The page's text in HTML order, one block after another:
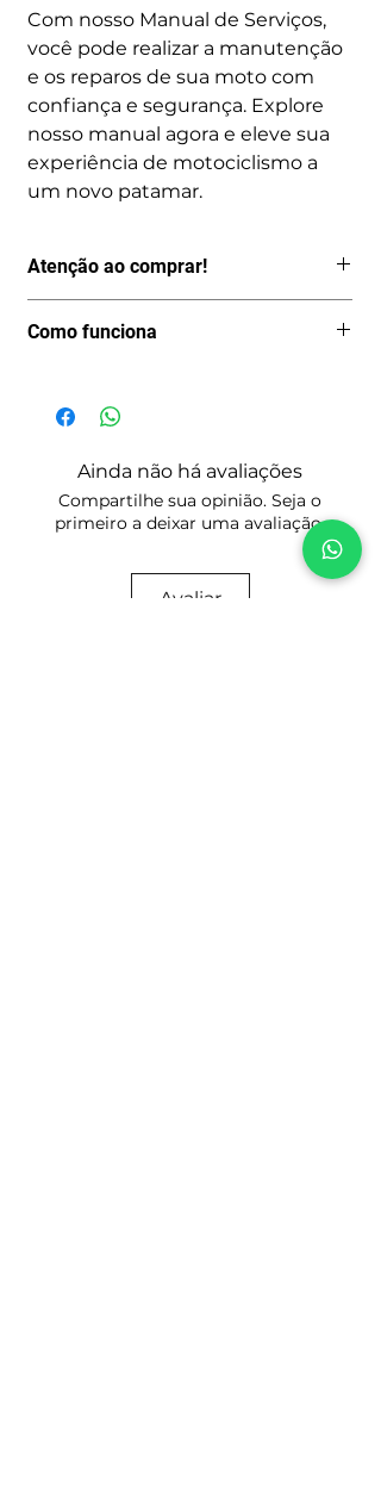
Com nosso Manual de Serviços,
você pode realizar a manutenção
e os reparos de sua moto com
confiança e segurança. Explore
nosso manual agora e eleve sua
experiência de motociclismo a
um novo patamar.
Atenção ao comprar!
pago o acesso é imediato, logo não
Portanto, só realize a compra se esse
de peças que desja.
Tenha certeza do modelo e do ano que
você precisa. Tire todas as suas
dúvidas antes de comprar para evitar
respostas esclarecedoras.
Como funciona
encontrou realmente é o que está
procurando você será encaminhado
no Botão: Comprar.
Preencha seus dados cadastrais para
os devidos fins fiscais, faça o
Download do Produto escolhido.
Ainda não há avaliações
Compartilhe sua opinião. Seja o
primeiro a deixar uma avaliação.
Avaliar